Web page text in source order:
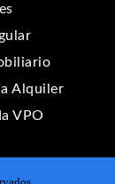
Alquiler
VPO